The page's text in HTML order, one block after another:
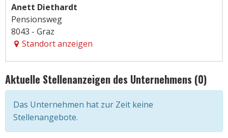
Anett Diethardt
Pensionsweg
8043 - Graz
Standort anzeigen
Aktuelle Stellenanzeigen des Unternehmens (0)
Das Unternehmen hat zur Zeit keine
Stellenangebote.